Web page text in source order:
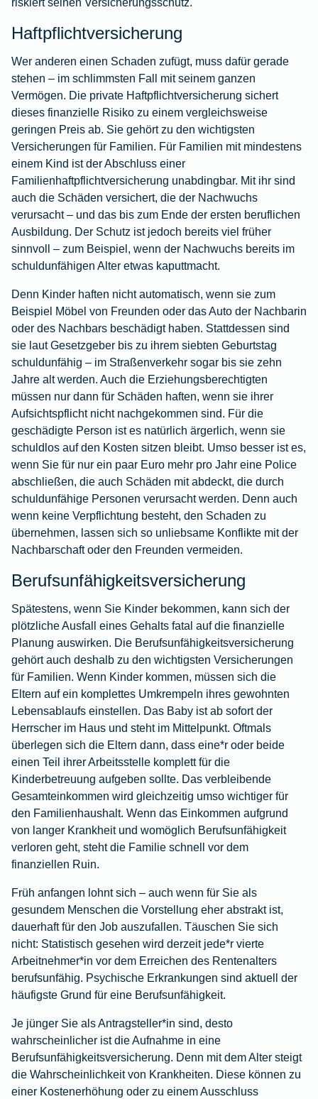
Haftpflichtversicherung
Wer anderen einen Schaden zufügt, muss dafür gerade
stehen – im schlimmsten Fall mit seinem ganzen
Vermögen. Die private Haftpflichtversicherung sichert
dieses finanzielle Risiko zu einem vergleichsweise
geringen Preis ab. Sie gehört zu den wichtigsten
Versicherungen für Familien. Für Familien mit mindestens
einem Kind ist der Abschluss einer
Familienhaftpflichtversicherung unabdingbar. Mit ihr sind
auch die Schäden versichert, die der Nachwuchs
verursacht – und das bis zum Ende der ersten beruflichen
Ausbildung. Der Schutz ist jedoch bereits viel früher
sinnvoll – zum Beispiel, wenn der Nachwuchs bereits im
schuldunfähigen Alter etwas kaputtmacht.
Denn Kinder haften nicht automatisch, wenn sie zum
Beispiel Möbel von Freunden oder das Auto der Nachbarin
oder des Nachbars beschädigt haben. Stattdessen sind
sie laut Gesetzgeber bis zu ihrem siebten Geburtstag
schuldunfähig – im Straßenverkehr sogar bis sie zehn
Jahre alt werden. Auch die Erziehungsberechtigten
müssen nur dann für Schäden haften, wenn sie ihrer
Aufsichtspflicht nicht nachgekommen sind. Für die
geschädigte Person ist es natürlich ärgerlich, wenn sie
schuldlos auf den Kosten sitzen bleibt. Umso besser ist es,
wenn Sie für nur ein paar Euro mehr pro Jahr eine Police
abschließen, die auch Schäden mit abdeckt, die durch
schuldunfähige Personen verursacht werden. Denn auch
wenn keine Verpflichtung besteht, den Schaden zu
übernehmen, lassen sich so unliebsame Konflikte mit der
Nachbarschaft oder den Freunden vermeiden.
Berufsunfähigkeitsversicherung
Spätestens, wenn Sie Kinder bekommen, kann sich der
plötzliche Ausfall eines Gehalts fatal auf die finanzielle
Planung auswirken. Die Berufsunfähigkeitsversicherung
gehört auch deshalb zu den wichtigsten Versicherungen
für Familien. Wenn Kinder kommen, müssen sich die
Eltern auf ein komplettes Umkrempeln ihres gewohnten
Lebensablaufs einstellen. Das Baby ist ab sofort der
Herrscher im Haus und steht im Mittelpunkt. Oftmals
überlegen sich die Eltern dann, dass eine*r oder beide
einen Teil ihrer Arbeitsstelle komplett für die
Kinderbetreuung aufgeben sollte. Das verbleibende
Gesamteinkommen wird gleichzeitig umso wichtiger für
den Familienhaushalt. Wenn das Einkommen aufgrund
von langer Krankheit und womöglich Berufsunfähigkeit
verloren geht, steht die Familie schnell vor dem
finanziellen Ruin.
Früh anfangen lohnt sich – auch wenn für Sie als
gesundem Menschen die Vorstellung eher abstrakt ist,
dauerhaft für den Job auszufallen. Täuschen Sie sich
nicht: Statistisch gesehen wird derzeit jede*r vierte
Arbeitnehmer*in vor dem Erreichen des Rentenalters
berufsunfähig. Psychische Erkrankungen sind aktuell der
häufigste Grund für eine Berufsunfähigkeit.
Je jünger Sie als Antragsteller*in sind, desto
wahrscheinlicher ist die Aufnahme in eine
Berufsunfähigkeitsversicherung. Denn mit dem Alter steigt
die Wahrscheinlichkeit von Krankheiten. Diese können zu
einer Kostenerhöhung oder zu einem Ausschluss